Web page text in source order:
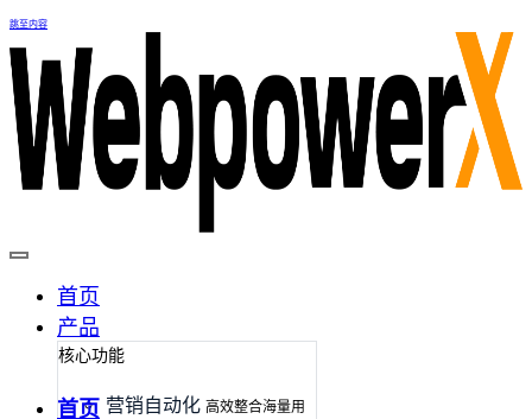
跳至内容
首页
产品
核心功能
营销自动化 高效整合海量用
首页